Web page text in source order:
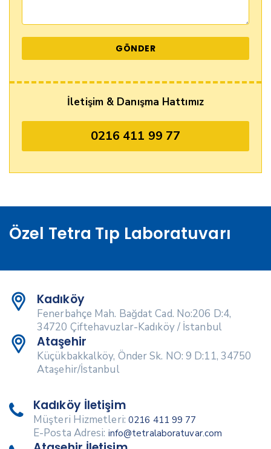
İletişim & Danışma Hattımız
0216 411 99 77
Özel Tetra Tıp Laboratuvarı
Kadıköy
Fenerbahçe Mah. Bağdat Cad. No:206 D:4,
34720 Çiftehavuzlar-Kadıköy / İstanbul
Ataşehir
Küçükbakkalköy, Önder Sk. NO: 9 D:11, 34750
Ataşehir/İstanbul
Kadıköy İletişim
Müşteri Hizmetleri: 0216 411 99 77
E-Posta Adresi: info@tetralaboratuvar.com